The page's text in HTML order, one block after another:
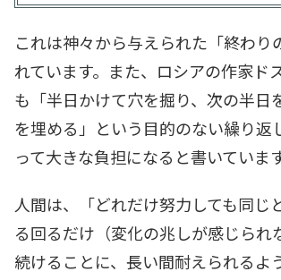
これは神々から与えられた「終わり
れています。また、ロシアの作家ド
も「半日かけて穴を掘り、次の半日
を埋める」という目的のない繰り返
って大きな負担になると書いています
人間は、「どれだけ努力しても同じ
る回るだけ（変化の兆しが感じられ
続けることに、長い間耐えられるよ